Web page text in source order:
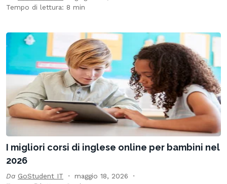
Tempo di lettura: 8 min
I migliori corsi di inglese online per bambini nel
2026
Da GoStudent IT
maggio 18, 2026